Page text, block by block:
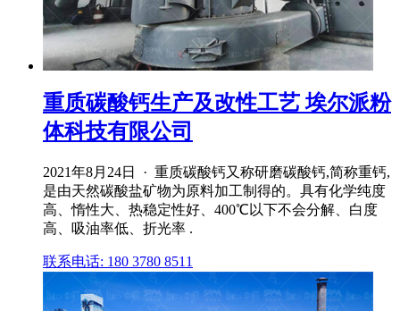
重质碳酸钙生产及改性工艺 埃尔派粉
体科技有限公司
2021年8月24日 · 重质碳酸钙又称研磨碳酸钙,简称重钙,
是由天然碳酸盐矿物为原料加工制得的。具有化学纯度
高、惰性大、热稳定性好、400℃以下不会分解、白度
高、吸油率低、折光率 .
联系电话: 180 3780 8511